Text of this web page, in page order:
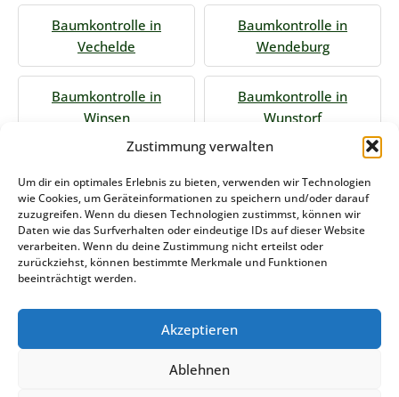
Zustimmung verwalten
Um dir ein optimales Erlebnis zu bieten, verwenden wir Technologien
wie Cookies, um Geräteinformationen zu speichern und/oder darauf
zuzugreifen. Wenn du diesen Technologien zustimmst, können wir
Daten wie das Surfverhalten oder eindeutige IDs auf dieser Website
verarbeiten. Wenn du deine Zustimmung nicht erteilst oder
zurückziehst, können bestimmte Merkmale und Funktionen
beeinträchtigt werden.
Akzeptieren
Ablehnen
Baumkontrolle in
Vechelde
Baumkontrolle in
Wendeburg
Baumkontrolle in
Winsen
Baumkontrolle in
Wunstorf
Jetzt Anfrage stellen
Zum Formular
Das könnte Sie auch interessieren
Winterdienst Nordrhein-Westfalen